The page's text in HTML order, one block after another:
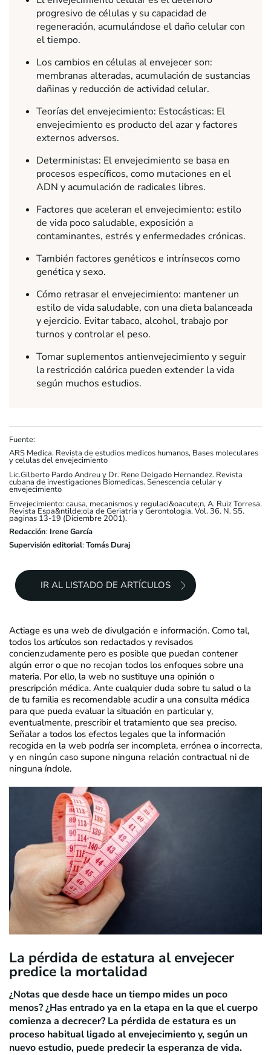
progresivo de células y su capacidad de
regeneración, acumulándose el daño celular con
el tiempo.
Los cambios en células al envejecer son:
membranas alteradas, acumulación de sustancias
dañinas y reducción de actividad celular.
Teorías del envejecimiento: Estocásticas: El
envejecimiento es producto del azar y factores
externos adversos.
Deterministas: El envejecimiento se basa en
procesos específicos, como mutaciones en el
ADN y acumulación de radicales libres.
Factores que aceleran el envejecimiento: estilo
de vida poco saludable, exposición a
contaminantes, estrés y enfermedades crónicas.
También factores genéticos e intrínsecos como
genética y sexo.
Cómo retrasar el envejecimiento: mantener un
estilo de vida saludable, con una dieta balanceada
y ejercicio. Evitar tabaco, alcohol, trabajo por
turnos y controlar el peso.
Tomar suplementos antienvejecimiento y seguir
la restricción calórica pueden extender la vida
según muchos estudios.
Fuente:
ARS Medica. Revista de estudios medicos humanos, Bases moleculares
y celulas del envejecimiento
Lic.Gilberto Pardo Andreu y Dr. Rene Delgado Hernandez. Revista
cubana de investigaciones Biomedicas. Senescencia celular y
envejecimiento
Envejecimiento: causa, mecanismos y regulaci&oacute;n, A. Ruiz Torresa.
Revista Espa&ntilde;ola de Geriatria y Gerontologia. Vol. 36. N. S5.
paginas 13-19 (Diciembre 2001).
Redacción: Irene García
Supervisión editorial:Tomás Duraj
IR AL LISTADO DE ARTÍCULOS
Actiage es una web de divulgación e información. Como tal,
todos los artículos son redactados y revisados
concienzudamente pero es posible que puedan contener
algún error o que no recojan todos los enfoques sobre una
materia. Por ello, la web no sustituye una opinión o
prescripción médica. Ante cualquier duda sobre tu salud o la
de tu familia es recomendable acudir a una consulta médica
para que pueda evaluar la situación en particular y,
eventualmente, prescribir el tratamiento que sea preciso.
Señalar a todos los efectos legales que la información
recogida en la web podría ser incompleta, errónea o incorrecta,
y en ningún caso supone ninguna relación contractual ni de
ninguna índole.
La pérdida de estatura al envejecer
predice la mortalidad
¿Notas que desde hace un tiempo mides un poco
menos? ¿Has entrado ya en la etapa en la que el cuerpo
comienza a decrecer? La pérdida de estatura es un
proceso habitual ligadoal envejecimientoy, según un
nuevo estudio, puede predecir la esperanza de vida.